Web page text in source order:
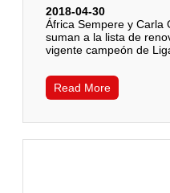
2018-04-30
África Sempere y Carla
suman a la lista de
vigente campeón de
Read More